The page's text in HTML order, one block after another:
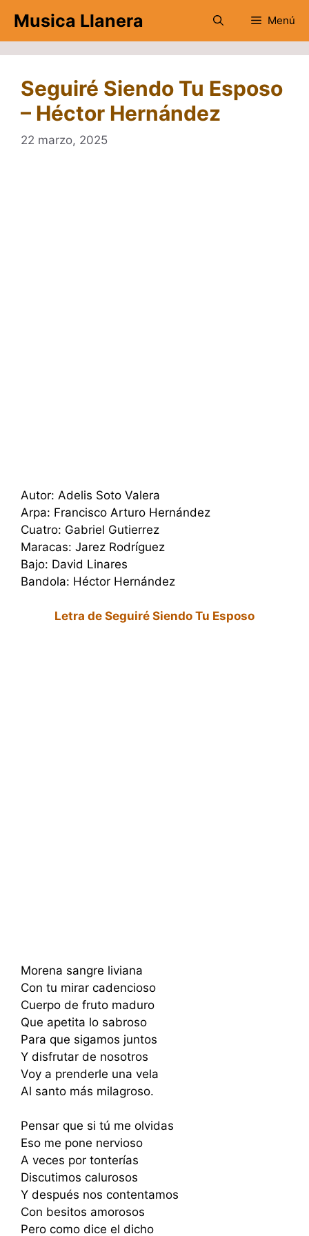
contenido
Musica Llanera Menú
Seguiré Siendo Tu Esposo
– Héctor Hernández
22 marzo, 2025
Autor: Adelis Soto Valera
Arpa: Francisco Arturo Hernández
Cuatro: Gabriel Gutierrez
Maracas: Jarez Rodríguez
Bajo: David Linares
Bandola: Héctor Hernández
Letra de Seguiré Siendo Tu Esposo
Morena sangre liviana
Con tu mirar cadencioso
Cuerpo de fruto maduro
Que apetita lo sabroso
Para que sigamos juntos
Y disfrutar de nosotros
Voy a prenderle una vela
Al santo más milagroso.
Pensar que si tú me olvidas
Eso me pone nervioso
A veces por tonterías
Discutimos calurosos
Y después nos contentamos
Con besitos amorosos
Pero como dice el dicho